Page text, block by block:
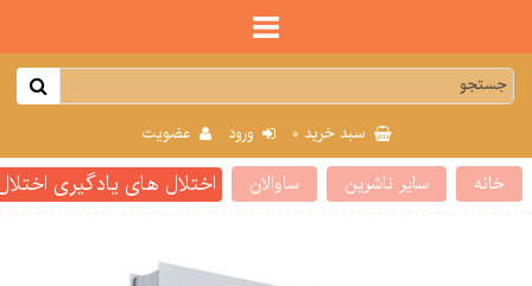
سبد خرید 0 ورود عضویت
خانه سایر ناشرین ساوالان اختلال های یادگیری